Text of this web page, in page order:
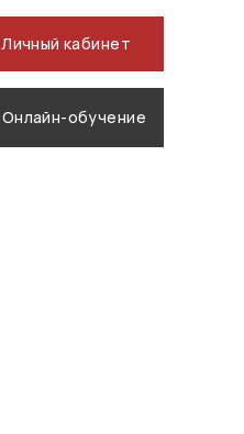
Личный кабинет
Онлайн-обучение